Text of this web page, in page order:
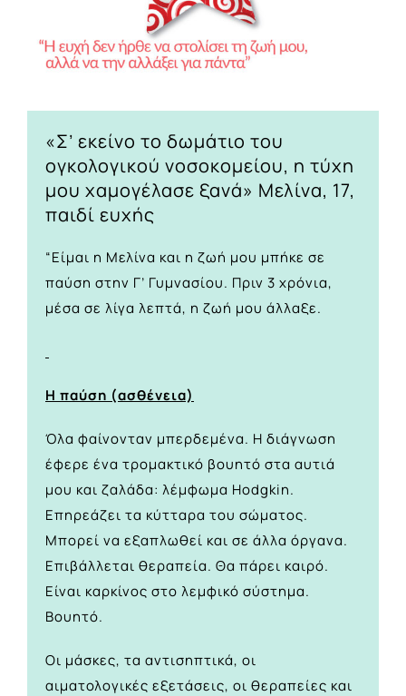
«Σ’ εκείνο το δωμάτιο του
ογκολογικού νοσοκομείου, η τύχη
μου χαμογέλασε ξανά» Μελίνα, 17,
παιδί ευχής
“Είμαι η Μελίνα και η ζωή μου μπήκε σε
παύση στην Γ’ Γυμνασίου. Πριν 3 χρόνια,
μέσα σε λίγα λεπτά, η ζωή μου άλλαξε.
Η παύση (ασθένεια)
Όλα φαίνονταν μπερδεμένα. Η διάγνωση
έφερε ένα τρομακτικό βουητό στα αυτιά
μου και ζαλάδα: λέμφωμα Hodgkin.
Επηρεάζει τα κύτταρα του σώματος.
Μπορεί να εξαπλωθεί και σε άλλα όργανα.
Επιβάλλεται θεραπεία. Θα πάρει καιρό.
Είναι καρκίνος στο λεμφικό σύστημα.
Βουητό.
Οι μάσκες, τα αντισηπτικά, οι
αιματολογικές εξετάσεις, οι θεραπείες και